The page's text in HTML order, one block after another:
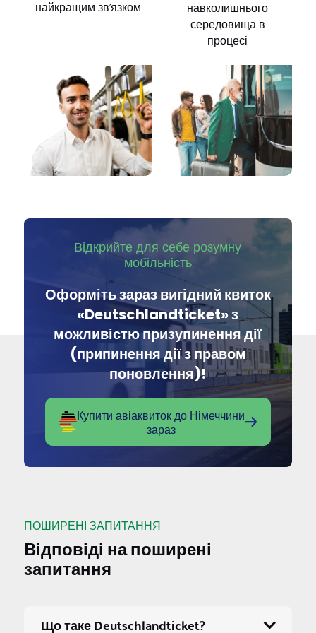
найкращим зв'язком
навколишнього
середовища в
процесі
Відкрийте для себе розумну
мобільність
Оформіть зараз вигідний квиток
«Deutschlandticket» з
можливістю призупинення дії
(припинення дії з правом
поновлення)!
Купити авіаквиток до Німеччини
зараз
ПОШИРЕНІ ЗАПИТАННЯ
Відповіді на поширені
запитання
Що таке Deutschlandticket?